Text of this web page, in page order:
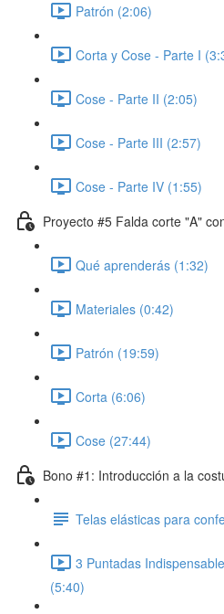
Patrón (2:06)
Corta y Cose - Parte I
Cose - Parte II (2:05)
Cose - Parte III (2:57)
Cose - Parte IV (1:55)
Proyecto #5 Falda corte "A"
Qué aprenderás (1:32)
Materiales (0:42)
Patrón (19:59)
Corta (6:06)
Cose (27:44)
Bono #1: Introducción a la
Telas elásticas para
3 Puntadas
(5:40)